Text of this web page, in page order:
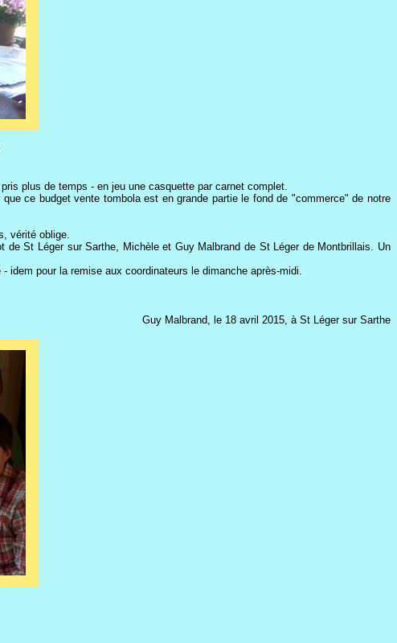
plus de temps - en jeu une casquette par carnet complet.
ce budget vente tombola est en grande partie le fond de "commerce" de notre
vérité oblige.
St Léger sur Sarthe, Michèle et Guy Malbrand de St Léger de Montbrillais. Un
idem pour la remise aux coordinateurs le dimanche après-midi.
Guy Malbrand, le 18 avril 2015, à St Léger sur Sarthe